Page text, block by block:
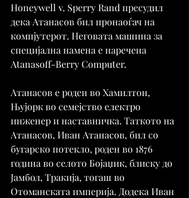
Honeywell v. Sperry Rand пресудил
дека Атанасов бил пронаоѓач на
компјутерот. Неговата машина за
специјална намена е наречена
Atanasoff-Berry Computer.
Атанасов е роден во Хамилтон,
Њујорк во семејство електро
инженер и наставничка. Таткото на
Атанасов, Иван Атанасов, бил со
бугарско потекло, роден во 1876
година во селото Бојаџик, блиску до
Јамбол, Тракија, тогаш во
Отоманската империја. Додека Иван